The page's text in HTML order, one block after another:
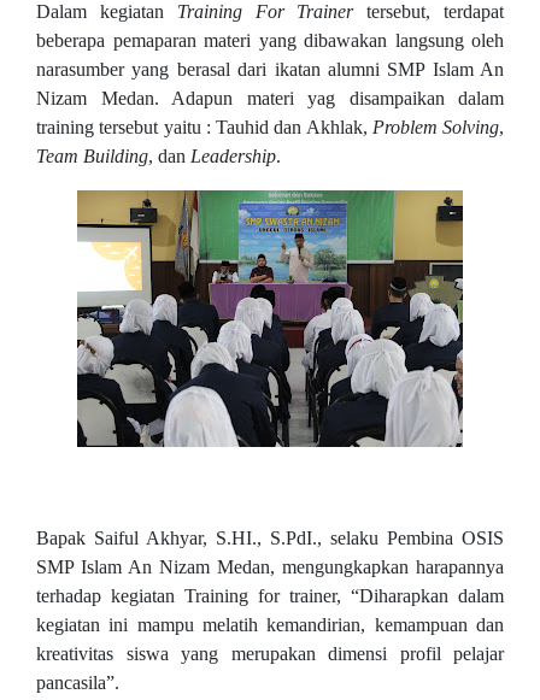
Dalam kegiatan Training For Trainertersebut, terdapat
beberapa pemaparan materi yang dibawakan langsung oleh
narasumber yang berasal dari ikatan alumni SMP Islam An
Nizam Medan. Adapun materi yag disampaikan dalam
training tersebut yaitu : Tauhid dan Akhlak, Problem Solving,
Team Building, dan Leadership.
Bapak Saiful Akhyar, S.HI., S.PdI., selaku Pembina OSIS
SMP Islam An Nizam Medan, mengungkapkan harapannya
terhadap kegiatan Training for trainer, “Diharapkan dalam
kegiatan ini mampu melatih kemandirian, kemampuan dan
kreativitas siswa yang merupakan dimensi profil pelajar
pancasila”.